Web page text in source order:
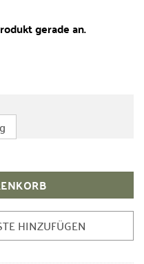
gerade an.
Menge
HINZUFÜGEN